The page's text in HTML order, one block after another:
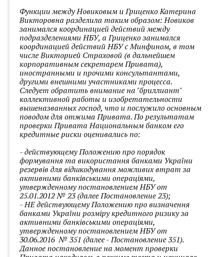
Функции между Новиковым и Гриценко Катерина
Викторовна разделила таким образом: Новиков
занимался координацией действий между
подразделениями НБУ, а Гриценко занимался
координацией действий НБУ с Минфином, в том
числе Викторией Страховой (в дальнейшем
корпоративным секретарем Привата),
иностранными и прочими консультантами,
другими внешними участниками процесса.
Следует обратить внимание на "бриллиант"
коллективной работы и изобретательности
вышеназванных господ, что и послужило основным
поводом для отжима Привата. По результатам
проверки Привата Национальным банком его
кредитные риски оценивались по:
- действующему Положению про порядок
формування та використання банками України
резервів для відшкодування можливих втрат за
активними банківськими операціями,
утвержденному постановлением НБУ от
25.01.2012 № 23 (далее Постановление 23);
- НЕ действующему Положению про визначення
банками України розміру кредитного ризику за
активними банківськими операціями,
утвержденному постановлением НБУ от
30.06.2016 № 351 (далее - Постановление 351).
Данное постановление на момент проверки